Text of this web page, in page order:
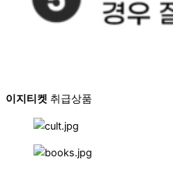
이지티켓 취급상품